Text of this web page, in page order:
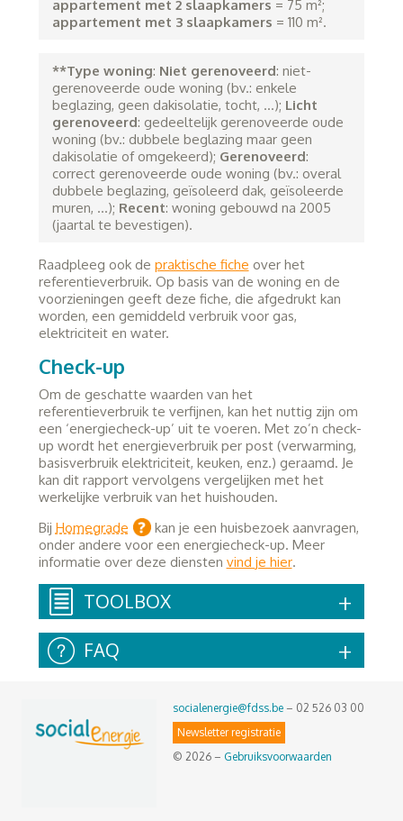
appartement met 2 slaapkamers = 75 m²;
appartement met 3 slaapkamers = 110 m².
**Type woning: Niet gerenoveerd: niet-
gerenoveerde oude woning (bv.: enkele
beglazing, geen dakisolatie, tocht, …); Licht
gerenoveerd: gedeeltelijk gerenoveerde oude
woning (bv.: dubbele beglazing maar geen
dakisolatie of omgekeerd); Gerenoveerd:
correct gerenoveerde oude woning (bv.: overal
dubbele beglazing, geïsoleerd dak, geïsoleerde
muren, …); Recent: woning gebouwd na 2005
(jaartal te bevestigen).
Raadpleeg ook de praktische fiche over het
referentieverbruik. Op basis van de woning en de
voorzieningen geeft deze fiche, die afgedrukt kan
worden, een gemiddeld verbruik voor gas,
elektriciteit en water.
Check-up
Om de geschatte waarden van het
referentieverbruik te verfijnen, kan het nuttig zijn om
een ‘energiecheck-up’ uit te voeren. Met zo’n check-
up wordt het energieverbruik per post (verwarming,
basisverbruik elektriciteit, keuken, enz.) geraamd. Je
kan dit rapport vervolgens vergelijken met het
werkelijke verbruik van het huishouden.
Bij Homegrade
kan je een huisbezoek aanvragen,
onder andere voor een energiecheck-up. Meer
informatie over deze diensten vind je hier.
TOOLBOX
FAQ
socialenergie@fdss.be – 02 526 03 00
Newsletter registratie
© 2026 – Gebruiksvoorwaarden